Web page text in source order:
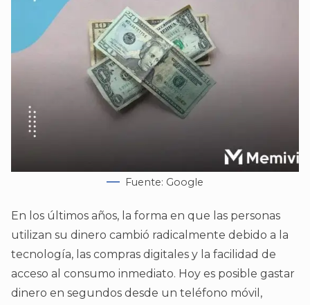
Fuente: Google
En los últimos años, la forma en que las personas
utilizan su dinero cambió radicalmente debido a la
tecnología, las compras digitales y la facilidad de
acceso al consumo inmediato. Hoy es posible gastar
dinero en segundos desde un teléfono móvil,